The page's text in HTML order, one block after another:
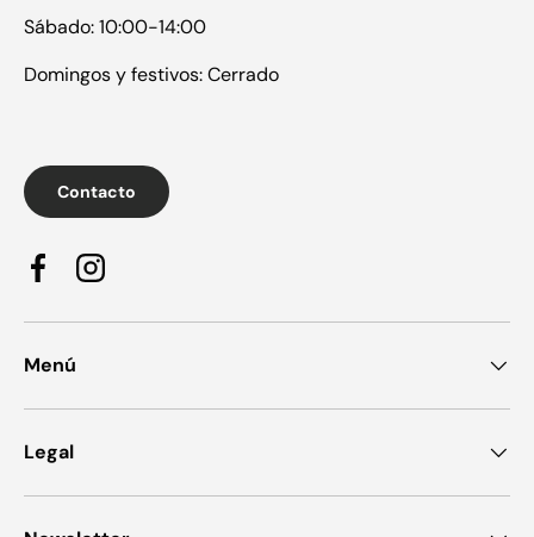
Sábado: 10:00-14:00
Domingos y festivos: Cerrado
Contacto
FacebookInstagram
Menú
Legal